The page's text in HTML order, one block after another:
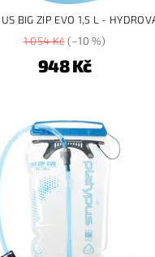
BIG ZIP EVO 1,5 L -
1 054 Kč(–10 %)
948 Kč